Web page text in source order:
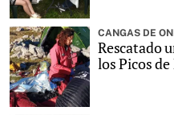
CANGAS DE
Rescatado
los Picos